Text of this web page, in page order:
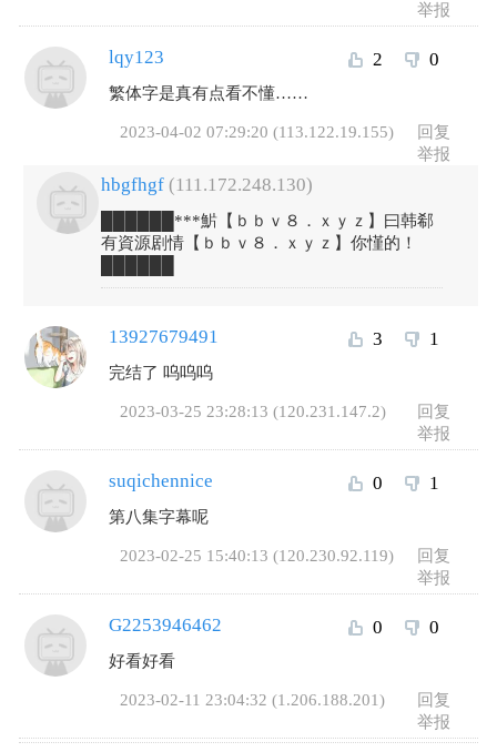
举报
lqy123 2 0
繁体字是真有点看不懂……
2023-04-02 07:29:20 (113.122.19.155)
回复
举报
hbgfhgf (111.172.248.130)
██████***魸【ｂｂｖ８．ｘｙｚ】曰韩郗
有資源剧情【ｂｂｖ８．ｘｙｚ】你慬的！
13927679491 3 1
完结了 呜呜呜
2023-03-25 23:28:13 (120.231.147.2)
回复
举报
suqichennice 0 1
第八集字幕呢
2023-02-25 15:40:13 (120.230.92.119)
回复
举报
G2253946462 0 0
好看好看
2023-02-11 23:04:32 (1.206.188.201)
回复
举报